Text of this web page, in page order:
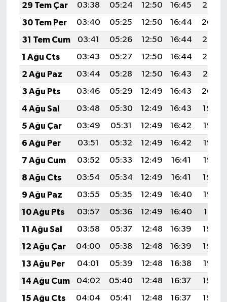
29 Tem Çar
03:38 05:24 12:50 16:45
20:05
30 Tem Per
03:40 05:25 12:50 16:44
20:04
31 Tem Cum
03:41 05:26 12:50 16:44
20:03
1 Ağu Cts
03:43 05:27 12:50 16:44
20:02
2 Ağu Paz
03:44 05:28 12:50 16:43
20:01
3 Ağu Pts
03:46 05:29 12:49 16:43
20:00
4 Ağu Sal
03:48 05:30 12:49 16:43
19:59
5 Ağu Çar
03:49 05:31 12:49 16:42
19:58
6 Ağu Per
03:51 05:32 12:49 16:42
19:56
7 Ağu Cum
03:52 05:33 12:49 16:41
19:55
8 Ağu Cts
03:54 05:34 12:49 16:41
19:54
9 Ağu Paz
03:55 05:35 12:49 16:40
19:53
10 Ağu Pts
03:57 05:36 12:49 16:40
19:51
11 Ağu Sal
03:58 05:37 12:48 16:39
19:50
12 Ağu Çar
04:00 05:38 12:48 16:39
19:49
13 Ağu Per
04:01 05:39 12:48 16:38
19:47
14 Ağu Cum
04:02 05:40 12:48 16:37
19:46
15 Ağu Cts
04:04 05:41 12:48 16:37
19:45